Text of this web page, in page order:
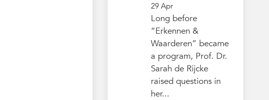
29 Apr
Long before
“Erkennen &
Waarderen” became
a program, Prof. Dr.
Sarah de Rijcke
raised questions in
her...